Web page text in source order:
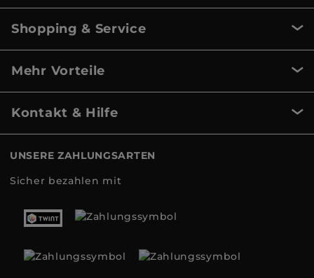
Shopping & Service
Mehr Vorteile
Kontakt & Hilfe
UNSERE ZAHLUNGSARTEN
Sicher bezahlen mit